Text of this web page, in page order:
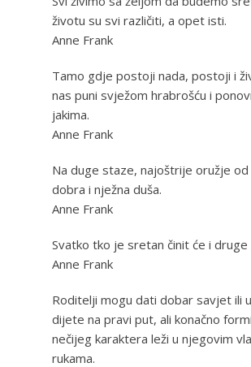
životu su svi različiti, a opet isti.
Anne Frank
Tamo gdje postoji nada, postoji i
nas puni svježom hrabrošću i
jakima.
Anne Frank
Na duge staze, najoštrije oružje od
dobra i nježna duša.
Anne Frank
Svatko tko je sretan činit će i druge
Anne Frank
Roditelji mogu dati dobar savjet ili
dijete na pravi put, ali konačno
nečijeg karaktera leži u njegovim
rukama.